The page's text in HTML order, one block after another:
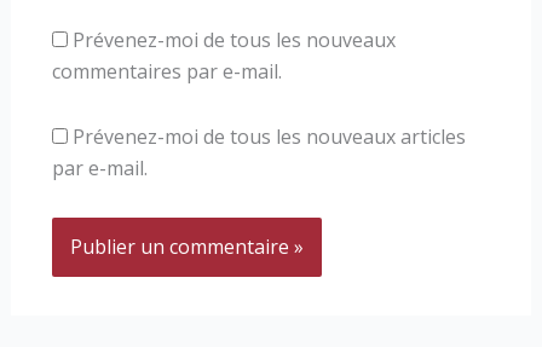
Prévenez-moi de tous les nouveaux
commentaires par e-mail.
Prévenez-moi de tous les nouveaux articles
par e-mail.